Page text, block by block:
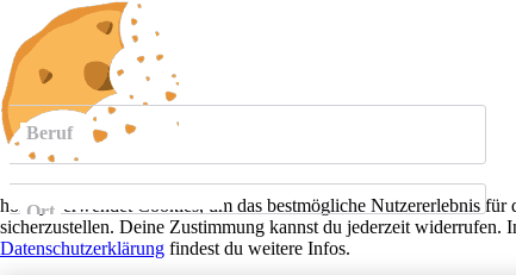
Jobs anzeigen
Beruf
Ort
Jobs finden
hokify verwendet Cookies, um das bestmögliche Nutzererlebnis für
sicherzustellen. Deine Zustimmung kannst du jederzeit widerrufen.
Datenschutzerklärung findest du weitere Infos.